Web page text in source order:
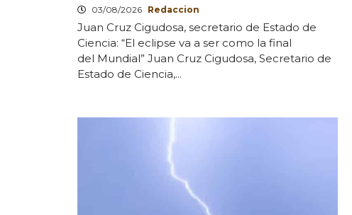
03/08/2026 Redaccion
Juan Cruz Cigudosa, secretario de Estado de
Ciencia: “El eclipse va a ser como la final
del Mundial” Juan Cruz Cigudosa, Secretario de
Estado de Ciencia,...